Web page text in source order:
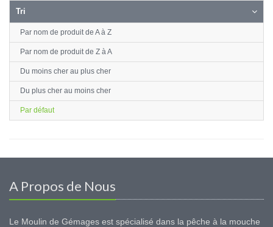
Tri
Par nom de produit de A à Z
Par nom de produit de Z à A
Du moins cher au plus cher
Du plus cher au moins cher
Par défaut
A Propos de Nous
Le Moulin de Gémages est spécialisé dans la pêche à la mouche